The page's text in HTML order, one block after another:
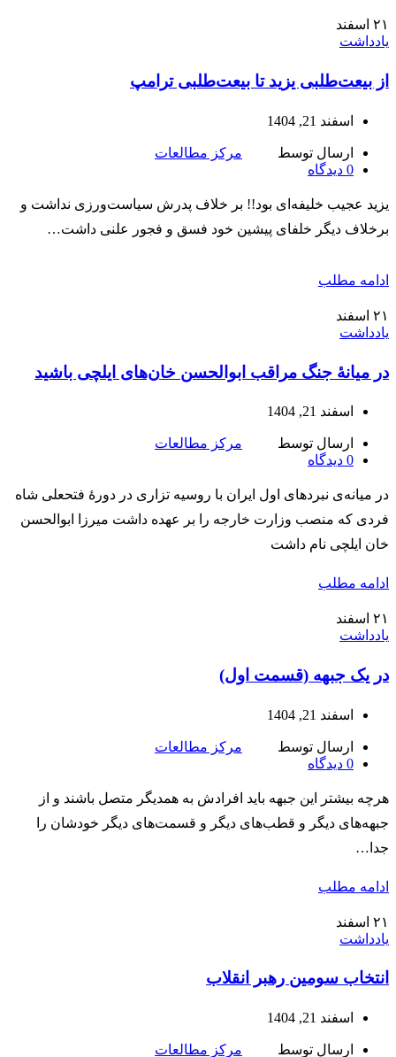
۲۱ اسفند
یادداشت
از بیعت‌طلبی یزید تا بیعت‌طلبی ترامپ
اسفند 21, 1404
ارسال توسط
مرکز مطالعات
0 دیدگاه
یزید عجیب خلیفه‌ای بود!! بر خلاف پدرش سیاست‌ورزی نداشت و
برخلاف دیگر خلفای پیشین خود فسق و فجور علنی داشت…
ادامه مطلب
۲۱ اسفند
یادداشت
در میانۀ جنگ مراقب ابوالحسن‌ خان‌های ایلچی باشید
اسفند 21, 1404
ارسال توسط
مرکز مطالعات
0 دیدگاه
در میانه‌ی نبردهای اول ایران با روسیه تزاری در دورۀ فتحعلی شاه
فردی که منصب وزارت خارجه را بر عهده داشت میرزا ابوالحسن
خان ایلچی نام داشت
ادامه مطلب
۲۱ اسفند
یادداشت
در یک جبهه (قسمت اول)
اسفند 21, 1404
ارسال توسط
مرکز مطالعات
0 دیدگاه
هرچه بیشتر این جبهه باید افرادش به همدیگر متصل باشند و از
جبهه‌های دیگر و قطب‌های دیگر و قسمت‌های دیگر خودشان را
جدا…
ادامه مطلب
۲۱ اسفند
یادداشت
انتخاب سومین رهبر انقلاب
اسفند 21, 1404
ارسال توسط مرکز مطالعات